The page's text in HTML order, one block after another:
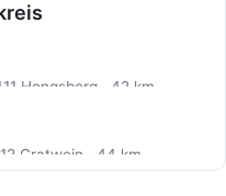
Hengsberg · 42 km
Gratwein · 44 km